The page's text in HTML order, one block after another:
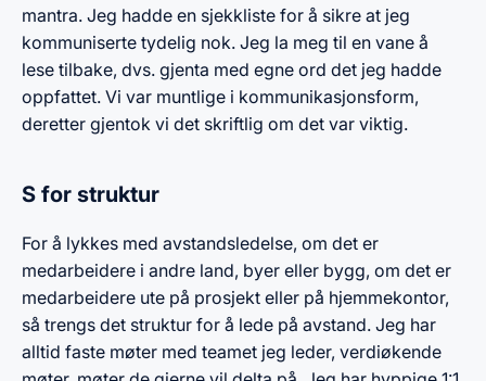
mantra. Jeg hadde en sjekkliste for å sikre at jeg
kommuniserte tydelig nok. Jeg la meg til en vane å
lese tilbake, dvs. gjenta med egne ord det jeg hadde
oppfattet. Vi var muntlige i kommunikasjonsform,
deretter gjentok vi det skriftlig om det var viktig.
S for struktur
For å lykkes med avstandsledelse, om det er
medarbeidere i andre land, byer eller bygg, om det er
medarbeidere ute på prosjekt eller på hjemmekontor,
så trengs det struktur for å lede på avstand. Jeg har
alltid faste møter med teamet jeg leder, verdiøkende